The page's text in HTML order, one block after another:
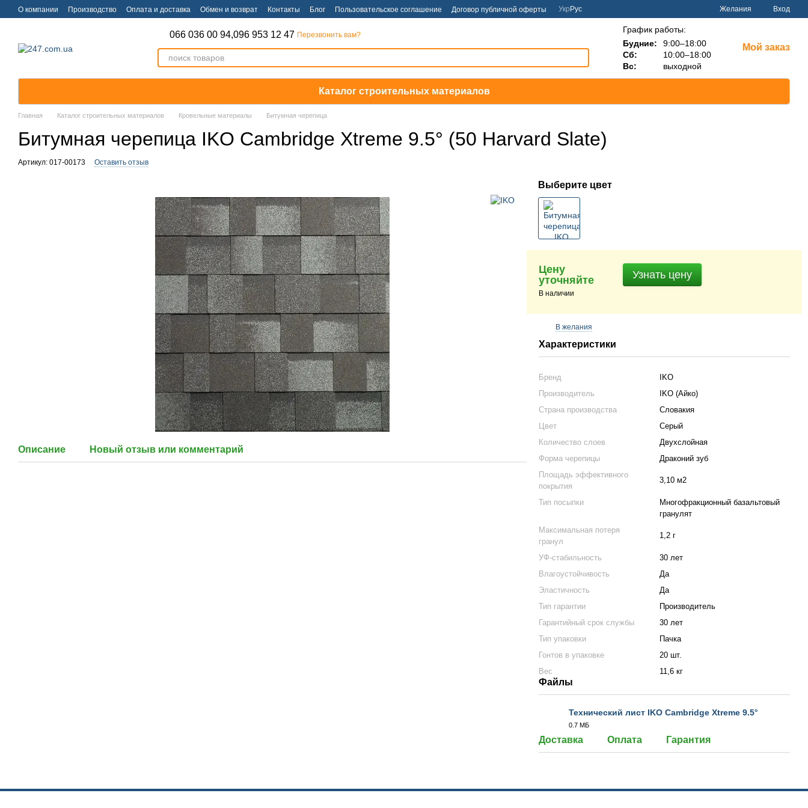
Перейти к основному контенту
О компании Производство Оплата и доставка Обмен и возврат Контакты Блог Пользовательское соглашение Договор публичной оферты Укр Рус Желания Вход
066 036 00 94,096 953 12 47 Перезвонить вам?
График работы:
Будние:
9:00–18:00
Сб:
10:00–18:00
Вс:
выходной
Мой заказ
Каталог строительных материалов
Главная Каталог строительных материалов Кровельные материалы Битумная черепица
Битумная черепица IKO Cambridge Xtreme 9.5° (50 Harvard Slate)
Артикул: 017-00173 Оставить отзыв
Описание Новый отзыв или комментарий
Выберите цвет
Цену
уточняйте
В наличии
Узнать цену
В желания
Характеристики
Бренд
IKO
Производитель
IKO (Айко)
Страна производства
Словакия
Цвет
Серый
Количество слоев
Двухслойная
Форма черепицы
Драконий зуб
Площадь эффективного
покрытия
3,10 м2
Тип посыпки
Многофракционный базальтовый
гранулят
Максимальная потеря
гранул
1,2 г
УФ-стабильность
30 лет
Влагоустойчивость
Да
Эластичность
Да
Тип гарантии
Производитель
Гарантийный срок службы
30 лет
Тип упаковки
Пачка
Гонтов в упаковке
20 шт.
Вес
11,6 кг
Файлы
Технический лист IKO Cambridge Xtreme 9.5°
0.7 МБ
Доставка Оплата Гарантия